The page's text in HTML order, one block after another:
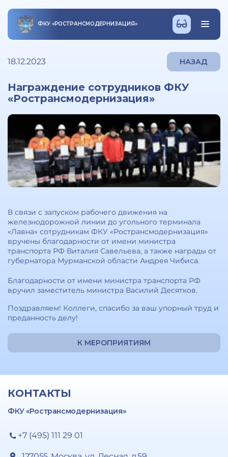
ФКУ «РОСТРАНСМОДЕРНИЗАЦИЯ»
18.12.2023 НАЗАД
Награждение сотрудников ФКУ
«Ространсмодернизация»
В связи с запуском рабочего движения на
железнодорожной линии до угольного терминала
«Лавна» сотрудникам ФКУ «Ространсмодернизация»
вручены благодарности от имени министра
транспорта РФ Виталия Савельева, а также награды от
губернатора Мурманской области Андрея Чибиса.
Благодарности от имени министра транспорта РФ
вручил заместитель министра Василий Десятков.
Поздравляем! Коллеги, спасибо за ваш упорный труд и
преданность делу!
К МЕРОПРИЯТИЯМ
КОНТАКТЫ
ФКУ «Ространсмодернизация»
+7 (495) 111 29 01